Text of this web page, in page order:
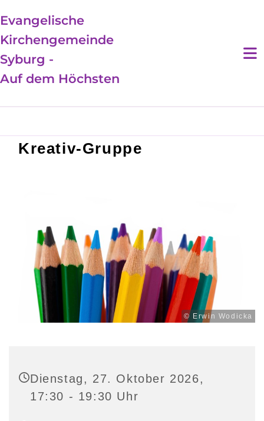
Evangelische
Kirchengemeinde
Syburg -
Auf dem Höchsten
Kreativ-Gruppe
© Erwin Wodicka
Dienstag, 27. Oktober 2026,
17:30 - 19:30 Uhr